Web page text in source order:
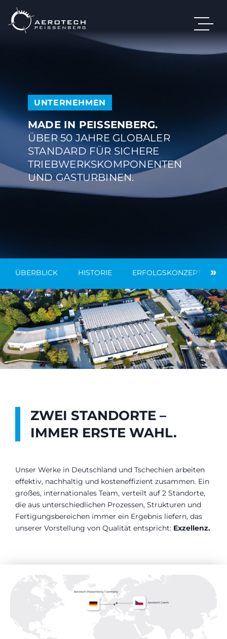
UNTERNEHMEN
MADE IN PEISSENBERG.
ÜBER 50 JAHRE GLOBALER
STANDARD FÜR SICHERE
TRIEBWERKSKOMPONENTEN
UND GASTURBINEN.
ÜBERBLICK HISTORIE ERFOLGSKONZEPT »
ZWEI STANDORTE –
IMMER ERSTE WAHL.
Unser Werke in Deutschland und Tschechien arbeiten
effektiv, nachhaltig und kosteneffizient zusammen. Ein
großes, internationales Team, verteilt auf 2 Standorte,
die aus unterschiedlichen Prozessen, Strukturen und
Fertigungsbereichen immer ein Ergebnis liefern, das
unserer Vorstellung von Qualität entspricht: Exzellenz.